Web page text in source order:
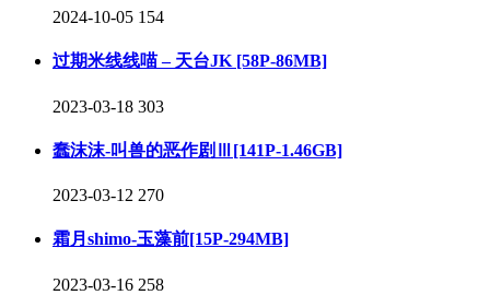
2024-10-05 154
过期米线线喵 – 天台JK [58P-86MB]
2023-03-18 303
蠢沫沫-叫兽的恶作剧Ⅲ[141P-1.46GB]
2023-03-12 270
霜月shimo-玉藻前[15P-294MB]
2023-03-16 258